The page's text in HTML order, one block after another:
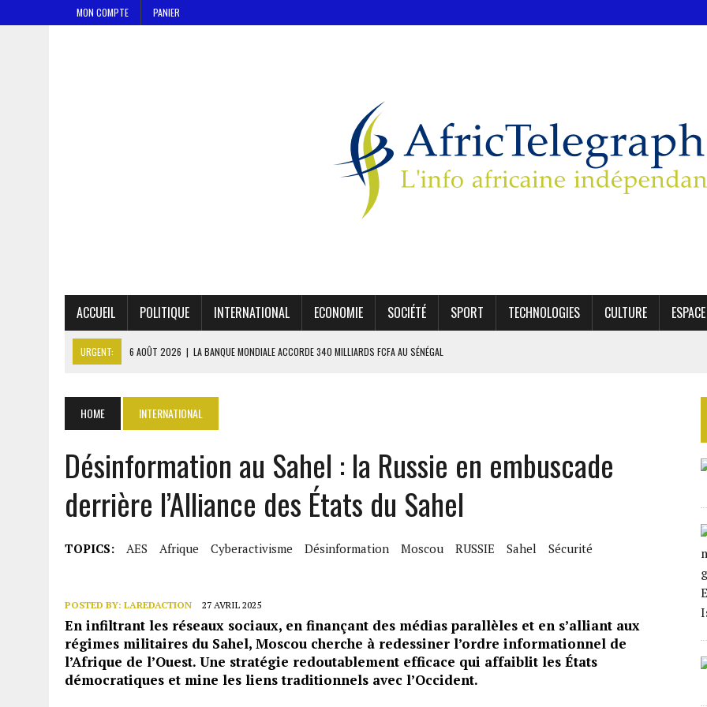
MON COMPTE PANIER
ACCUEIL POLITIQUE INTERNATIONAL ECONOMIE SOCIÉTÉ SPORT TECHNOLOGIES CULTURE
URGENT: 6 AOÛT 2026 | CAN FÉMININE : LA CÔTE D’IVOIRE ET L’AFRIQUE DU SUD DÉCROCHENT LEUR QUALIFICATION POUR LES QUARTS DE FINALE
6 AOÛT 2026 | CÔTE D’IVOIRE-UE : 1 074 LIGNES TARIFAIRES DANS LA 4E PHASE DE L’APE
6 AOÛT 2026
LA BANQUE MONDIALE ACCORDE 340 MILLIARDS FCFA AU SÉNÉGAL
HOME INTERNATIONAL
Désinformation au Sahel : la Russie en embuscade
derrière l’Alliance des États du Sahel
TOPICS: AES Afrique Cyberactivisme Désinformation Moscou RUSSIE Sahel Sécurité
POSTED BY: LAREDACTION 27 AVRIL 2025
En infiltrant les réseaux sociaux, en finançant des médias parallèles et en s’alliant aux
régimes militaires du Sahel, Moscou cherche à redessiner l’ordre informationnel de
l’Afrique de l’Ouest. Une stratégie redoutablement efficace qui affaiblit les États
démocratiques et mine les liens traditionnels avec l’Occident.